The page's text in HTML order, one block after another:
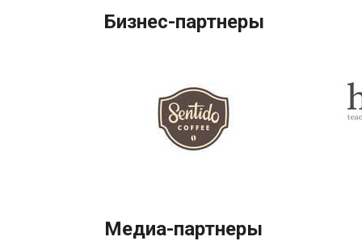
Бизнес-партнеры
Медиа-партнеры